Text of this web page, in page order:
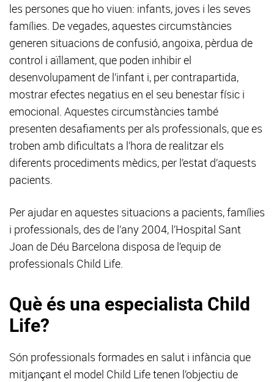
les persones que ho viuen: infants, joves i les seves
famílies. De vegades, aquestes circumstàncies
generen situacions de confusió, angoixa, pèrdua de
control i aïllament, que poden inhibir el
desenvolupament de l’infant i, per contrapartida,
mostrar efectes negatius en el seu benestar físic i
emocional. Aquestes circumstàncies també
presenten desafiaments per als professionals, que es
troben amb dificultats a l’hora de realitzar els
diferents procediments mèdics, per l’estat d’aquests
pacients.
Per ajudar en aquestes situacions a pacients, famílies
i professionals, des de l’any 2004, l’Hospital Sant
Joan de Déu Barcelona disposa de l’equip de
professionals Child Life.
Què és una especialista Child
Life?
Són professionals formades en salut i infància que
mitjançant el model Child Life tenen l’objectiu de